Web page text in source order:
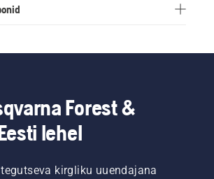
Forest &
lehel
kirgliku uuendajana